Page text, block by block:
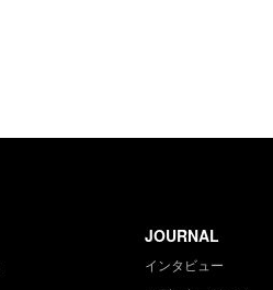
JOURNAL
インタビュー